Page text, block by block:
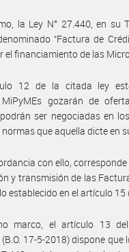
la Ley N° 27.440, en
“Factura de
el financiamiento de las
12 de la citada ley
MiPyMEs gozarán de
ser negociadas en
que aquella dicte en
con ello,
y transmisión de las
establecido en el artículo 15
marco, el artículo 13
17-5-2018) dispone